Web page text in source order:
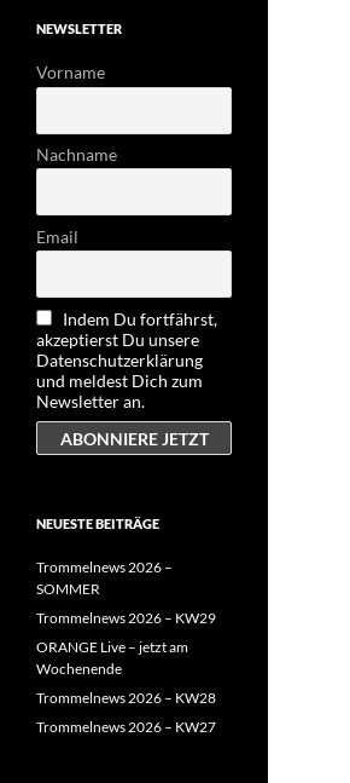
NEWSLETTER
Vorname
Nachname
Email
Indem Du fortfährst,
akzeptierst Du unsere
Datenschutzerklärung
und meldest Dich zum
Newsletter an.
NEUESTE BEITRÄGE
Trommelnews 2026 –
SOMMER
Trommelnews 2026 – KW29
ORANGE Live – jetzt am
Wochenende
Trommelnews 2026 – KW28
Trommelnews 2026 – KW27